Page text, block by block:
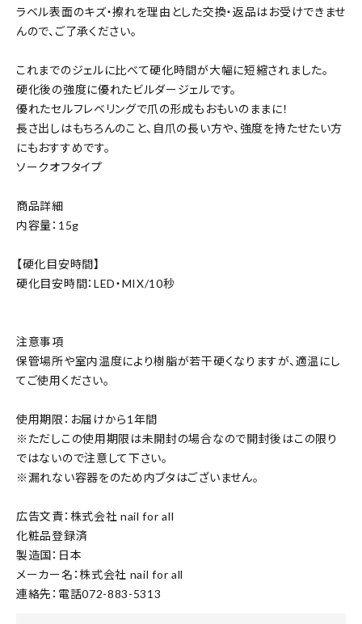
ラベル表面のキズ・擦れを理由とした交換・返品はお受けできませ
んので、ご了承ください。
これまでのジェルに比べて硬化時間が大幅に短縮されました。
硬化後の強度に優れたビルダージェルです。
優れたセルフレベリングで爪の形成もおもいのままに！
長さ出しはもちろんのこと、自爪の長い方や、強度を持たせたい方
にもおすすめです。
ソークオフタイプ
商品詳細
内容量：15g
【硬化目安時間】
硬化目安時間：LED・MIX/10秒
注意事項
保管場所や室内温度により樹脂が若干硬くなりますが、適温にし
てご使用ください。
使用期限：お届けから1年間
※ただしこの使用期限は未開封の場合なので開封後はこの限り
ではないので注意して下さい。
※漏れない容器をのため内ブタはございません。
広告文責：株式会社 nail for all
化粧品登録済
製造国：日本
メーカー名：株式会社 nail for all
連絡先：電話072-883-5313